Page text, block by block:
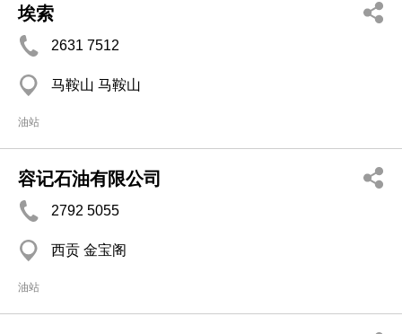
埃索
2631 7512
马鞍山 马鞍山
油站
容记石油有限公司
2792 5055
西贡 金宝阁
油站